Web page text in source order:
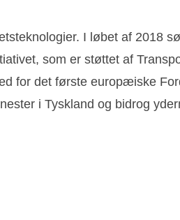
I løbet af 2018
som er støttet af
for det første europæiske
i Tyskland og bidrog